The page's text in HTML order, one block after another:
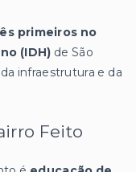
primeiros no
(IDH) de São
infraestrutura e da
Feito